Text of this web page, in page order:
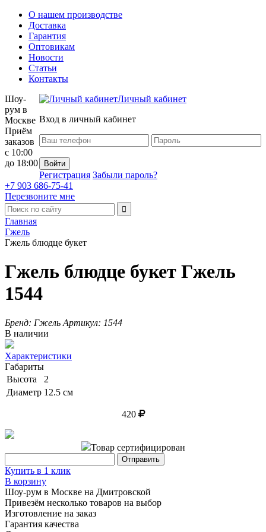
О нашем производстве
Доставка
Гарантия
Оптовикам
Новости
Статьи
Контакты
Личный кабинет
Вход в личный кабинет
Регистрация Забыли пароль?
Шоу-
рум в
Москве
Приём
заказов
с 10:00
до 18:00
+7 903 686-75-41
Перезвоните мне
Главная
Гжель
Гжель блюдце букет
Гжель блюдце букет Гжель
1544
Бренд: Гжель Артикул: 1544
В наличии
Характеристики
Габариты
Высота
2
Диаметр 12.5 см
420
Товар сертифицирован
Купить в 1 клик
В корзину
Шоу-рум в Москве на Дмитровской
Привезём несколько товаров на выбор
Изготовление на заказ
Гарантия качества